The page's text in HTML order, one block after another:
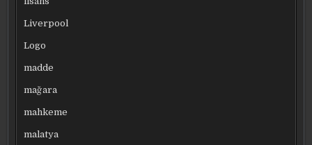
Liverpool
Logo
madde
mağara
mahkeme
malatya